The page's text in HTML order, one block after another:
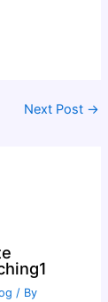
Next Post →
/ By